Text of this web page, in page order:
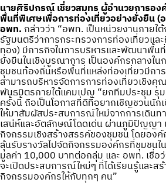
นายศิริปกรณ์ เชี่ยวสมุทร ผู้อำนวยการอ
พื้นที่พิเศษเพื่อการท่องเที่ยวอย่างยั่งยืน (
อพท. กล่าวว่า “อพท. เป็นหน่วยงานภายใ
รัฐมนตรีว่าการกระทรวงการท่องเที่ยวแล
ทอง) มีภารกิจในการบริหารและพัฒนาพื้น
ยั่งยืนในเชิงบูรณาการ เป็นองค์กรกลางใน
ชุมชนท้องถิ่นหรือพื้นที่แหล่งท่องเที่ยวมีก
สามารถบริหารจัดการการท่องเที่ยวเชิงคุ
พันธมิตรภายใต้แคมเปญ “ยกทีมประชุม รุม
ครั้งนี้ ถือเป็นโอกาสที่ดีที่อยากเชิญชวนนั
ให้มาสัมผัสประสบการณ์ใหม่จากการเดินท
เสน่ห์และอัตลักษณ์โดดเด่น ผ่านภูมิปัญญา
กิจกรรมเชิงสร้างสรรค์ของชุมชน โดยอง
ลุ้นรับรางวัลไปจัดกิจกรรมองค์กรที่ชุมชน
มูลค่า 10,000 บาทต่อกลุ่ม และ อพท. เชื่อ
จะเปิดประสบการณ์ใหม่ๆ ที่ได้เรียนรู้และส
กิจกรรมองค์กรให้กับทุกๆ คน”